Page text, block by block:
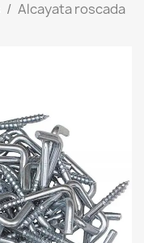
Alcayata roscada